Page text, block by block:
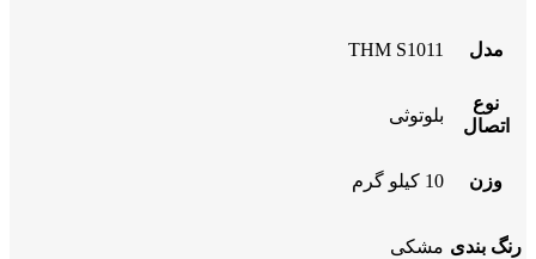
مدل THM S1011
نوع
اتصال
بلوتوثی
وزن 10 کیلو گرم
رنگ بندی مشکی